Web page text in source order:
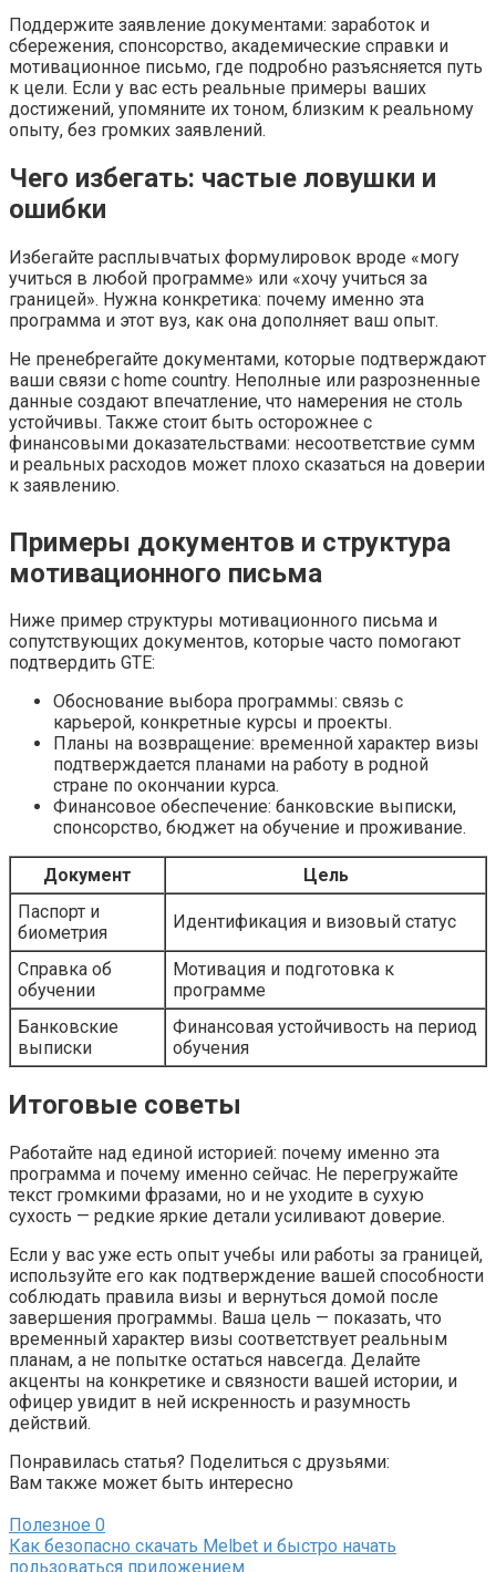
Поддержите заявление документами: заработок и
сбережения, спонсорство, академические справки и
мотивационное письмо, где подробно разъясняется путь
к цели. Если у вас есть реальные примеры ваших
достижений, упомяните их тоном, близким к реальному
опыту, без громких заявлений.
Чего избегать: частые ловушки и
ошибки
Избегайте расплывчатых формулировок вроде «могу
учиться в любой программе» или «хочу учиться за
границей». Нужна конкретика: почему именно эта
программа и этот вуз, как она дополняет ваш опыт.
Не пренебрегайте документами, которые подтверждают
ваши связи с home country. Неполные или разрозненные
данные создают впечатление, что намерения не столь
устойчивы. Также стоит быть осторожнее с
финансовыми доказательствами: несоответствие сумм
и реальных расходов может плохо сказаться на доверии
к заявлению.
Примеры документов и структура
мотивационного письма
Ниже пример структуры мотивационного письма и
сопутствующих документов, которые часто помогают
подтвердить GTE:
Обоснование выбора программы: связь с
карьерой, конкретные курсы и проекты.
Планы на возвращение: временной характер визы
подтверждается планами на работу в родной
стране по окончании курса.
Финансовое обеспечение: банковские выписки,
спонсорство, бюджет на обучение и проживание.
Документ
Цель
Паспорт и
биометрия
Идентификация и визовый статус
Справка об
обучении
Мотивация и подготовка к
программе
Банковские
выписки
Финансовая устойчивость на период
обучения
Итоговые советы
Работайте над единой историей: почему именно эта
программа и почему именно сейчас. Не перегружайте
текст громкими фразами, но и не уходите в сухую
сухость — редкие яркие детали усиливают доверие.
Если у вас уже есть опыт учебы или работы за границей,
используйте его как подтверждение вашей способности
соблюдать правила визы и вернуться домой после
завершения программы. Ваша цель — показать, что
временный характер визы соответствует реальным
планам, а не попытке остаться навсегда. Делайте
акценты на конкретике и связности вашей истории, и
офицер увидит в ней искренность и разумность
действий.
Понравилась статья? Поделиться с друзьями:
Вам также может быть интересно
Полезное 0
Как безопасно скачать Melbet и быстро начать
пользоваться приложением